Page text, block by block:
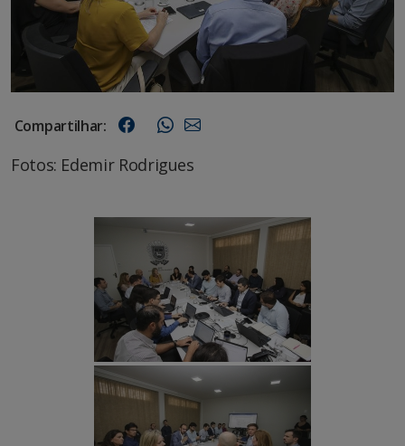
Compartilhar:
Fotos: Edemir Rodrigues